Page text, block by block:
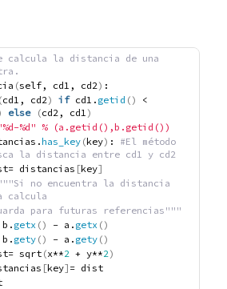
calcula la distancia de una
(self, cd1, cd2) :
(cd1, cd2) if cd1. getid ()
<
else (cd2, cd1 )
%d" % (a.getid(),b.getid())
has_key (key) : #El método
la distancia entre cd1 y cd2
dist= distancias
[key]
no encuentra la distancia
calcula
guarda para futuras referencias"""
b.
getx () - a. getx ()
b.
gety () - a. gety ()
dist= sqrt
(x**2 + y**2)
distancias
[key] = dist